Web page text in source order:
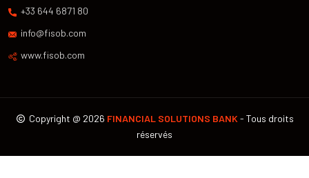
+33 644 6871 80
info@fisob.com
www.fisob.com
Copyright @ 2026 FINANCIAL SOLUTIONS BANK - Tous droits
réservés